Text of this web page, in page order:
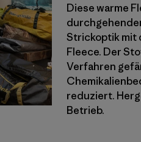
Diese warme
Strickoptik mit
Fleece. Der
Verfahren
reduziert.
Betrieb.